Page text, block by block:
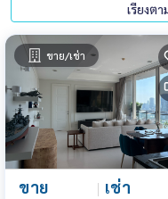
ขาย/เช่า
ขาย
| เช่า